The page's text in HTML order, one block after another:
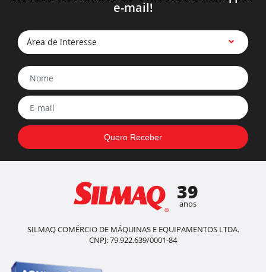
e-mail!
Área de interesse
39
anos
SILMAQ COMÉRCIO DE MÁQUINAS E EQUIPAMENTOS LTDA.
CNPJ: 79.922.639/0001-84